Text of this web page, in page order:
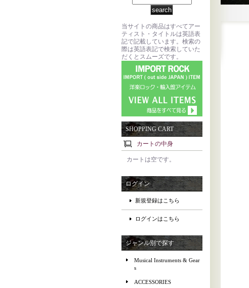
当サイトの商品はすべてアー
ティスト・タイトルは英語表
記で記載しています。検索の
際は英語表記で検索していた
だくとスムーズです。
SHOPPING CART
カートの中身
カートは空です。
ログイン
新規登録はこちら
ログインはこちら
ジャンル別で探す
Musical Instruments & Gear
s
ACCESSORIES